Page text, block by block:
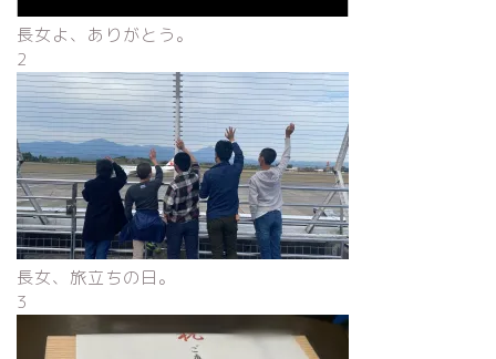
長女よ、ありがとう。
2
長女、旅立ちの日。
3